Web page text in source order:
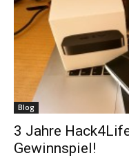
Blog
3 Jahre
Gewinnspiel!